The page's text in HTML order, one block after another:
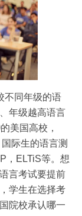
不同年级的语
年级越高语言
美国高校，
际生的语言测
，ELTiS等。想
言考试要提前
学生在选择考
院校承认哪一